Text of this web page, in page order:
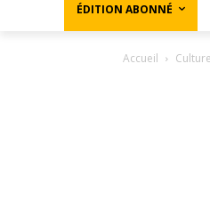
ÉDITION ABONNÉ
Accueil Culture